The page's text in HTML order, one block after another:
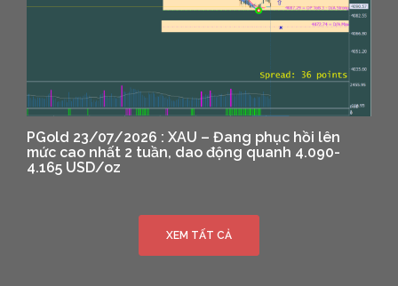
PGold 23/07/2026 : XAU – Đang phục hồi lên
mức cao nhất 2 tuần, dao động quanh 4.090-
4.165 USD/oz
XEM TẤT CẢ